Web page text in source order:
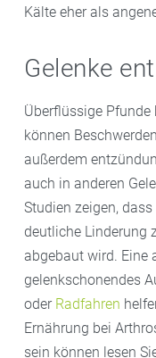
Kälte eher als
Gelenke
Überflüssige Pfunde
können
außerdem
auch in anderen
Studien zeigen,
deutliche Linderung
abgebaut wird. Eine
gelenkschonendes
oder Radfahren
Ernährung bei
sein können lesen